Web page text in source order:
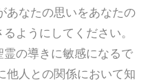
あなたの思いをあなたの
ようにしてください。
の導きに敏感になるで
他人との関係において知